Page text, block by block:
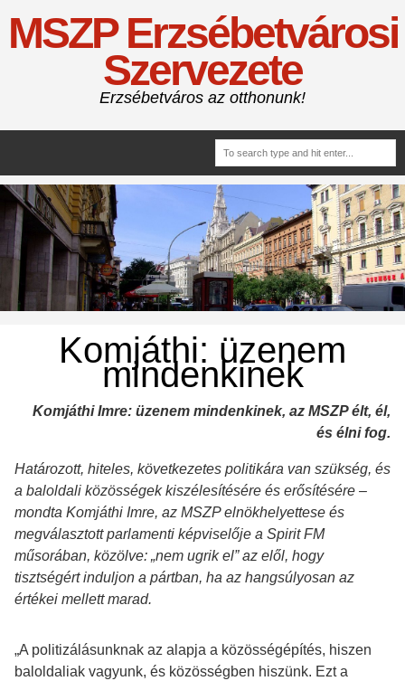
MSZP Erzsébetvárosi
Szervezete
Erzsébetváros az otthonunk!
Komjáthi: üzenem
mindenkinek
Komjáthi Imre: üzenem mindenkinek, az MSZP élt, él,
és élni fog.
Határozott, hiteles, következetes politikára van szükség, és
a baloldali közösségek kiszélesítésére és erősítésére –
mondta Komjáthi Imre, az MSZP elnökhelyettese és
megválasztott parlamenti képviselője a Spirit FM
műsorában, közölve: „nem ugrik el” az elől, hogy
tisztségért induljon a pártban, ha az hangsúlyosan az
értékei mellett marad.
„A politizálásunknak az alapja a közösségépítés, hiszen
baloldaliak vagyunk, és közösségben hiszünk. Ezt a